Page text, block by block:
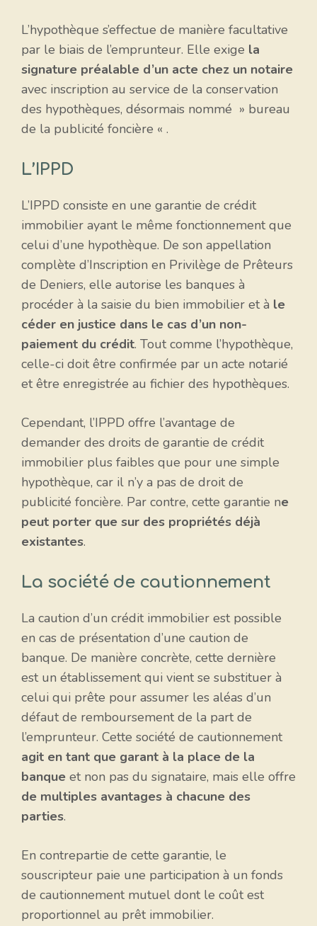
L’hypothèque s’effectue de manière facultative
par le biais de l’emprunteur. Elle exige la
signature préalable d’un acte chez un notaire
avec inscription au service de la conservation
des hypothèques, désormais nommé » bureau
de la publicité foncière « .
L’IPPD
L’IPPD consiste en une garantie de crédit
immobilier ayant le même fonctionnement que
celui d’une hypothèque. De son appellation
complète d’Inscription en Privilège de Prêteurs
de Deniers, elle autorise les banques à
procéder à la saisie du bien immobilier et à le
céder en justice dans le cas d’un non-
paiement du crédit. Tout comme l’hypothèque,
celle-ci doit être confirmée par un acte notarié
et être enregistrée au fichier des hypothèques.
Cependant, l’IPPD offre l’avantage de
demander des droits de garantie de crédit
immobilier plus faibles que pour une simple
hypothèque, car il n’y a pas de droit de
publicité foncière. Par contre, cette garantie ne
peut porter que sur des propriétés déjà
existantes.
La société de cautionnement
La caution d’un crédit immobilier est possible
en cas de présentation d’une caution de
banque. De manière concrète, cette dernière
est un établissement qui vient se substituer à
celui qui prête pour assumer les aléas d’un
défaut de remboursement de la part de
l’emprunteur. Cette société de cautionnement
agit en tant que garant à la place de la
banque et non pas du signataire, mais elle offre
de multiples avantages à chacune des
parties.
En contrepartie de cette garantie, le
souscripteur paie une participation à un fonds
de cautionnement mutuel dont le coût est
proportionnel au prêt immobilier.